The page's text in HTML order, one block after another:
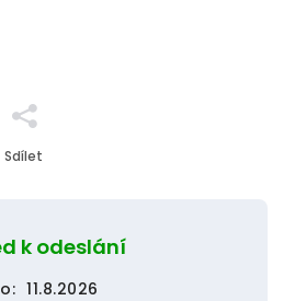
k odeslání
11.8.2026
Sdílet